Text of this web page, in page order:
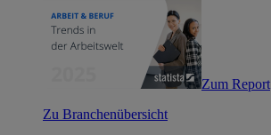
Zum Report
Zu Branchenübersicht